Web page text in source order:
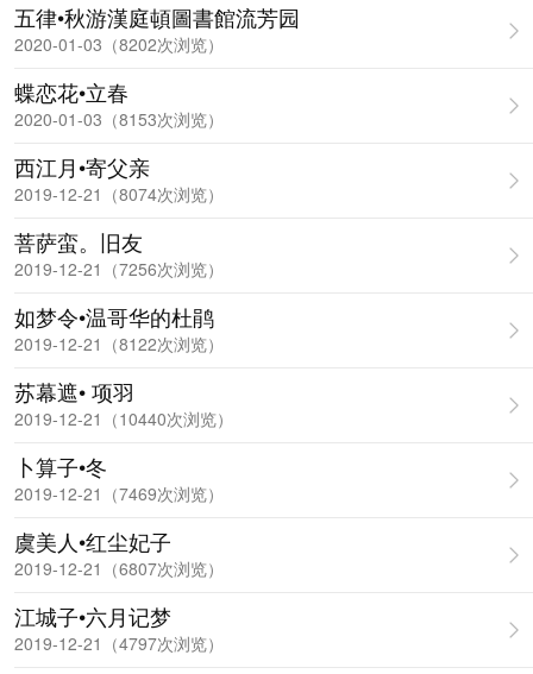
五律•秋游漢庭頓圖書館流芳园
2020-01-03（8202次浏览）
蝶恋花•立春
2020-01-03（8153次浏览）
西江月•寄父亲
2019-12-21（8074次浏览）
菩萨蛮。旧友
2019-12-21（7256次浏览）
如梦令•温哥华的杜鹃
2019-12-21（8122次浏览）
苏幕遮• 项羽
2019-12-21（10440次浏览）
卜算子•冬
2019-12-21（7469次浏览）
虞美人•红尘妃子
2019-12-21（6807次浏览）
江城子•六月记梦
2019-12-21（4797次浏览）